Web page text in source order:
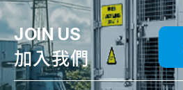
JOIN US
加入我們